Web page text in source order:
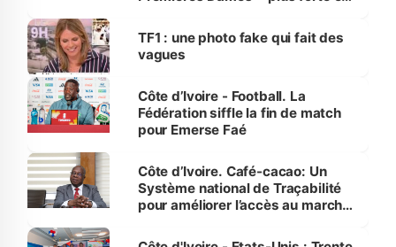
sur la scène internationale »
TF1 : une photo fake qui fait des
vagues
Côte d’Ivoire - Football. La
Fédération siffle la fin de match
pour Emerse Faé
Côte d’Ivoire. Café-cacao: Un
Système national de Traçabilité
pour améliorer l’accès au marché